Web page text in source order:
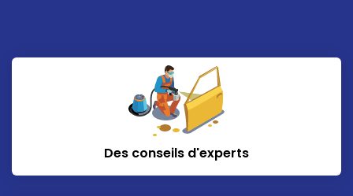
Des conseils d'experts